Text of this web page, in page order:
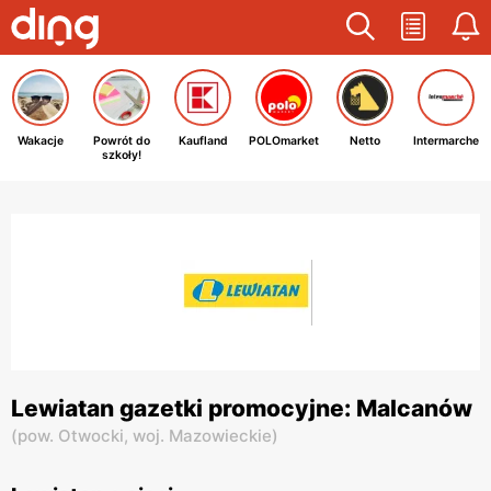
Wakacje
Powrót do
szkoły!
Kaufland POLOmarket Netto Intermarche
Lewiatan gazetki promocyjne: Malcanów
(pow. Otwocki, woj. Mazowieckie)